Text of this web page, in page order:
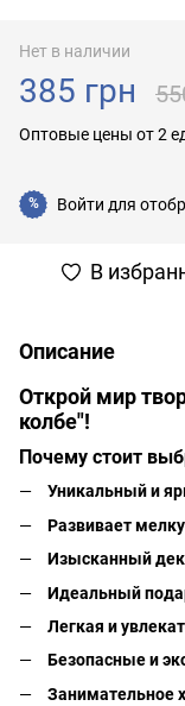
Нет в наличии
385 грн
Оптовые цены от 2
% Войти для
В
Описание
Открой мир
колбе"!
Почему стоит
Уникальный и
Развивает
Изысканный
Идеальный
Легкая и
Безопасные и
Занимательное